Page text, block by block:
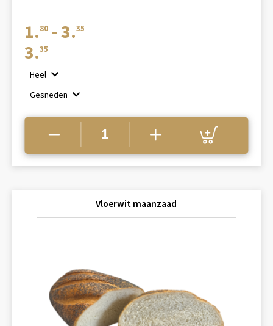
1. 80 -3.35
3.35
Heel
Gesneden
Vloerwit maanzaad